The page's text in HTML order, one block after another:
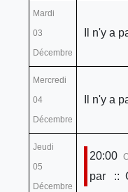
Mardi
03
Décembre
Il n'y a
Mercredi
04
Décembre
Il n'y a
Jeudi
05
Décembre
20:00
par ::